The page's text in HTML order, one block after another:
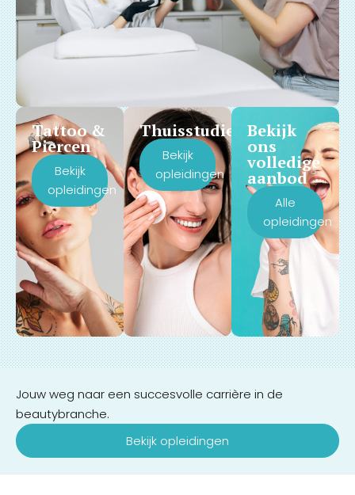
Tattoo &
Piercen
Bekijk
opleidingen
Thuisstudie
Bekijk
opleidingen
Bekijk
ons
volledige
aanbod
Alle
opleidingen
Jouw weg naar een succesvolle carrière in de
beautybranche.
Bekijk opleidingen